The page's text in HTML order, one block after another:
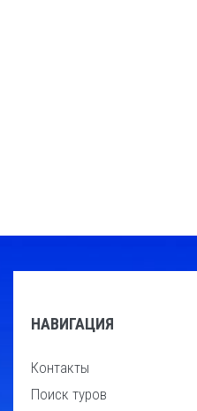
НАВИГАЦИЯ
Контакты
Поиск туров